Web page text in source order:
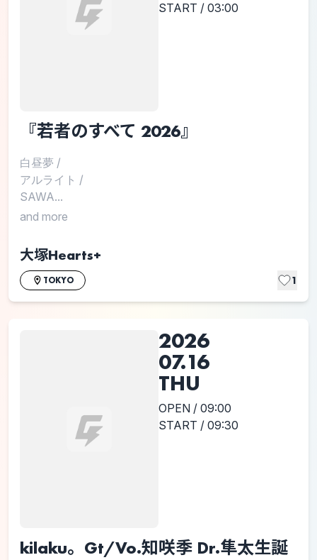
START / 03:00
『若者のすべて 2026』
白昼夢 /
アルライト /
SAWA...
and more
大塚Hearts+
TOKYO 1
2026
07.16
THU
OPEN / 09:00
START / 09:30
kilaku。Gt/Vo.知咲季 Dr.隼太生誕